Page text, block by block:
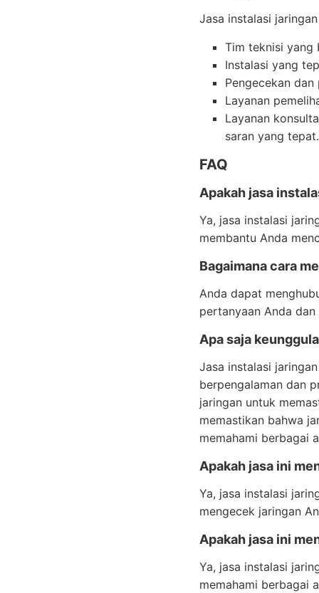
Jasa instalasi
Tim teknisi yang
Instalasi yang
Pengecekan
Layanan
Layanan
saran yang tepat.
FAQ
Apakah jasa
Ya, jasa instalasi
membantu Anda
Bagaimana cara
Anda dapat
pertanyaan Anda
Apa saja
Jasa instalasi
berpengalaman dan
jaringan untuk
memastikan bahwa
memahami berbagai
Apakah jasa ini
Ya, jasa instalasi
mengecek jaringan
Apakah jasa ini
Ya, jasa instalasi
memahami berbagai